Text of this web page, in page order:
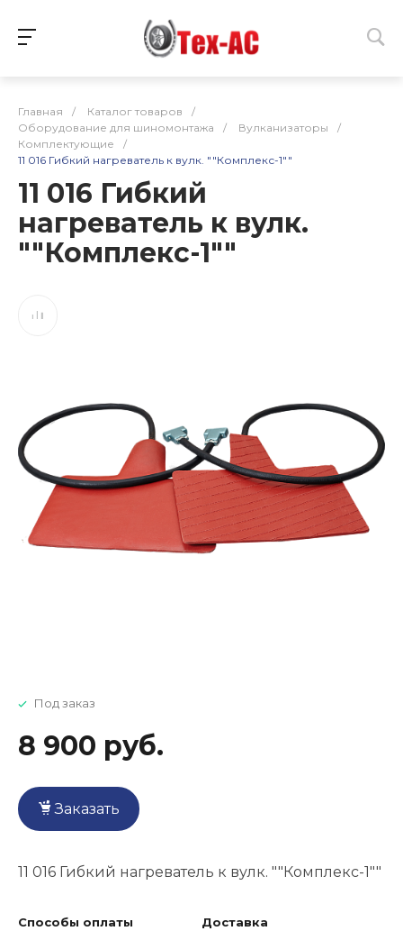
Главная / Каталог товаров
/
Оборудование для шиномонтажа
/ Вулканизаторы
/
Комплектующие
/
11 016 Гибкий нагреватель к вулк. ""Комплекс-1""
11 016 Гибкий
нагреватель к вулк.
""Комплекс-1""
Под заказ
8 900 руб.
Заказать
11 016 Гибкий нагреватель к вулк. ""Комплекс-1""
Способы оплаты Доставка